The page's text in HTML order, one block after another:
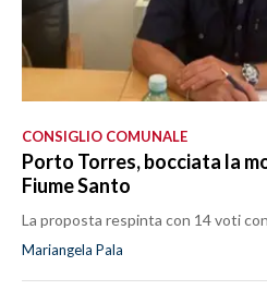
CONSIGLIO COMUNALE
Porto Torres, bocciata la
Fiume Santo
La proposta respinta con 14 voti
Mariangela Pala